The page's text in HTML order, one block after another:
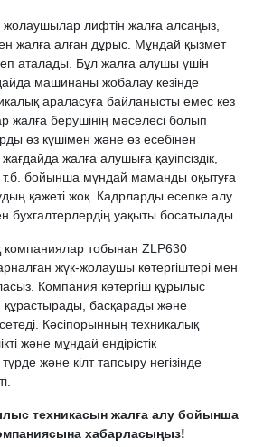
жолаушылар лифтін жалға алсаңыз,
жалға алған дұрыс. Мұндай қызмет
аталады. Бұл жалға алушы үшін
машинаны жобалау кезінде
араласуға байланысты емес кез
жалға берушінің мәселесі болып
өз күшімен және өз есебінен
жалға алушыға қауіпсіздік,
т.б. бойынша мұндай маманды оқытуға
қажеті жоқ. Кадрларды есепке алу
бухгалтерлердің уақыты босатылады.
компаниялар тобынан ZLP630
жүк-жолаушы көтергіштері мен
Компания көтергіш құрылыс
құрастырады, басқарады және
Кәсіпорынның техникалық
және мұндай өндірістік
және кілт тапсыру негізінде
техникасын жалға алу бойынша
хабарласыңыз!